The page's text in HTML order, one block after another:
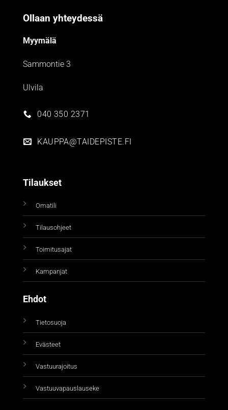
Ollaan yhteydessä
Myymälä
Sammontie 3
Ulvila
040 350 2371
KAUPPA@TAIDEPISTE.FI
Tilaukset
Omatili
Tilausohjeet
Toimitusajat
Kampanjat
Ehdot
Tietosuoja
Evästeet
Vastuurajoitus
Vastuuvapauslauseke